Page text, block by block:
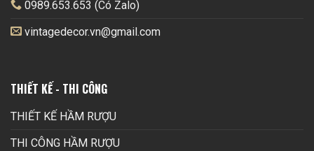
0989.653.653 (Có Zalo)
vintagedecor.vn@gmail.com
THIẾT KẾ - THI CÔNG
THIẾT KẾ HẦM RƯỢU
THI CÔNG HẦM RƯỢU